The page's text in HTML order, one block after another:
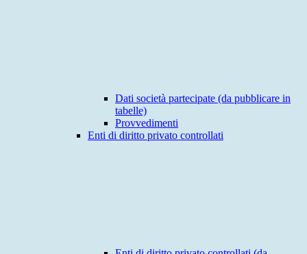
Dati società partecipate (da pubblicare in
tabelle)
Provvedimenti
Enti di diritto privato controllati